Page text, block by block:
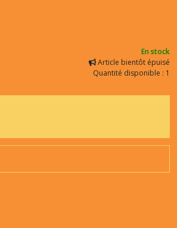
En stock
Article bientôt épuisé
Quantité disponible : 1